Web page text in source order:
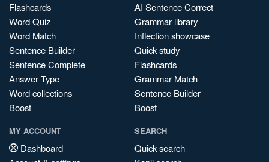
Flashcards
Word Quiz
Word Match
Sentence Builder
Sentence Complete
Answer Type
Word collections
Boost
AI Sentence Correct
Grammar library
Inflection showcase
Quick study
Flashcards
Grammar Match
Sentence Builder
Boost
MY ACCOUNT
Dashboard
SEARCH
Quick search